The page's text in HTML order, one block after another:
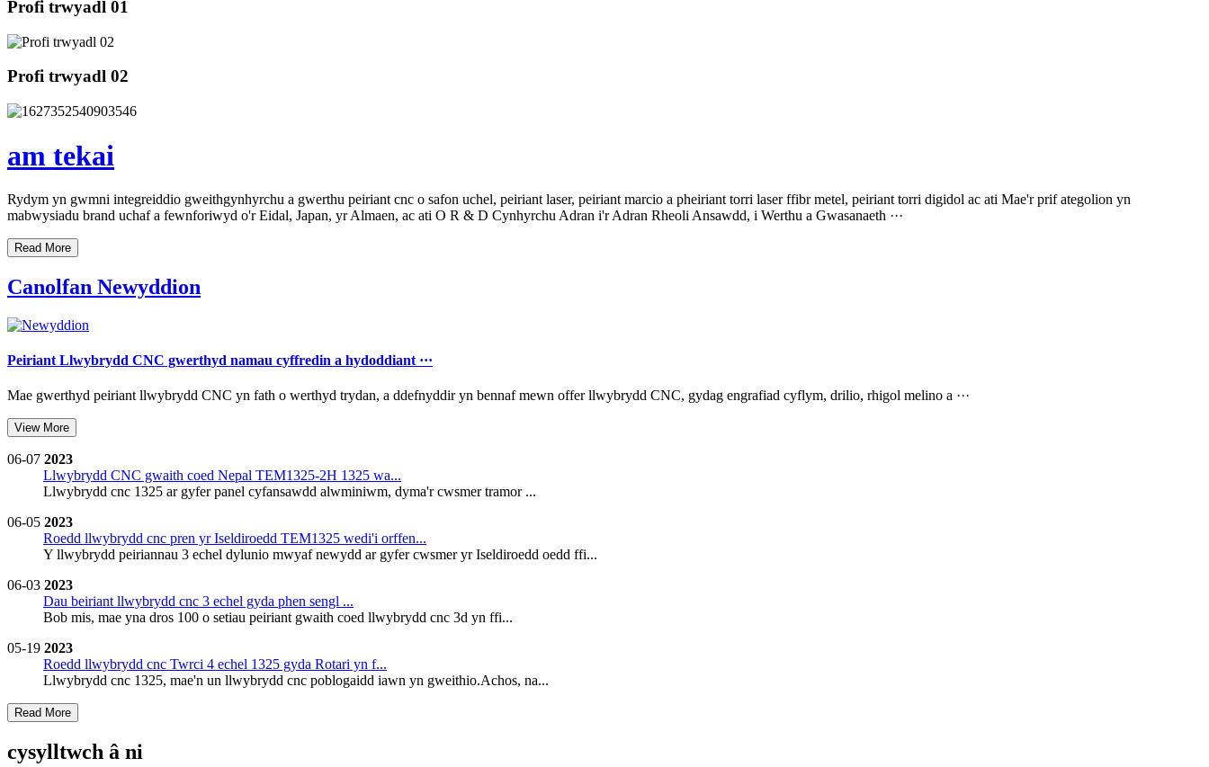
Profi trwyadl 01
Profi trwyadl 02
am tekai
Rydym yn gwmni integreiddio gweithgynhyrchu a gwerthu peiriant cnc o safon uchel, peiriant laser, peiriant marcio a pheiriant torri laser ffibr metel, peiriant torri digidol ac ati Mae'r prif ategolion yn
mabwysiadu brand uchaf a fewnforiwyd o'r Eidal, Japan, yr Almaen, ac ati O R & D Cynhyrchu Adran i'r Adran Rheoli Ansawdd, i Werthu a Gwasanaeth ···
Read More
Canolfan Newyddion
Peiriant Llwybrydd CNC gwerthyd namau cyffredin a hydoddiant ···
Mae gwerthyd peiriant llwybrydd CNC yn fath o werthyd trydan, a ddefnyddir yn bennaf mewn offer llwybrydd CNC, gydag engrafiad cyflym, drilio, rhigol melino a ···
View More
06-07 2023
Llwybrydd CNC gwaith coed Nepal TEM1325-2H 1325 wa...
Llwybrydd cnc 1325 ar gyfer panel cyfansawdd alwminiwm, dyma'r cwsmer tramor ...
06-05 2023
Roedd llwybrydd cnc pren yr Iseldiroedd TEM1325 wedi'i orffen...
Y llwybrydd peiriannau 3 echel dylunio mwyaf newydd ar gyfer cwsmer yr Iseldiroedd oedd ffi...
06-03 2023
Dau beiriant llwybrydd cnc 3 echel gyda phen sengl ...
Bob mis, mae yna dros 100 o setiau peiriant gwaith coed llwybrydd cnc 3d yn ffi...
05-19 2023
Roedd llwybrydd cnc Twrci 4 echel 1325 gyda Rotari yn f...
Llwybrydd cnc 1325, mae'n un llwybrydd cnc poblogaidd iawn yn gweithio.Achos, na...
Read More
cysylltwch â ni